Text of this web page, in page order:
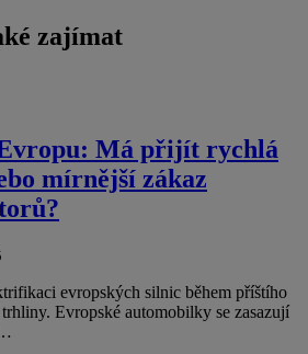
zajímat
Má přijít rychlá
mírnější zákaz
evropských silnic během příštího
Evropské automobilky se zasazují